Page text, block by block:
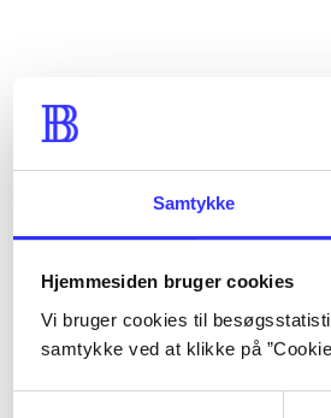
Samtykke
Hjemmesiden bruger cookies
Vi bruger cookies til
samtykke ved at klikke på